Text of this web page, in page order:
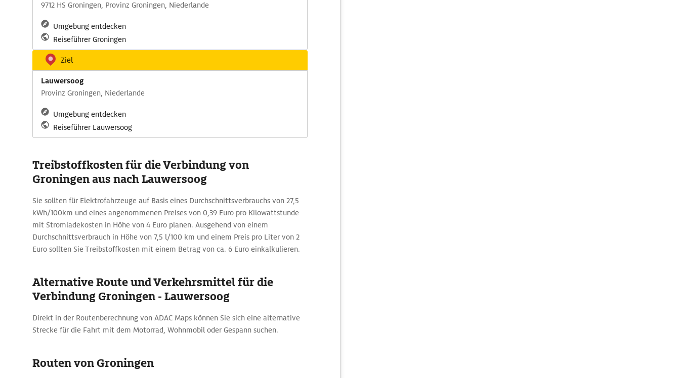
9712 HS Groningen, Provinz Groningen, Niederlande
Umgebung entdecken
Reiseführer Groningen
Ziel
Lauwersoog
Provinz Groningen, Niederlande
Umgebung entdecken
Reiseführer Lauwersoog
Treibstoffkosten für die Verbindung von
Groningen aus nach Lauwersoog
Sie sollten für Elektrofahrzeuge auf Basis eines Durchschnittsverbrauchs von 27,5
kWh/100km und eines angenommenen Preises von 0,39 Euro pro Kilowattstunde
mit Stromladekosten in Höhe von 4 Euro planen. Ausgehend von einem
Durchschnittsverbrauch in Höhe von 7,5 l/100 km und einem Preis pro Liter von 2
Euro sollten Sie Treibstoffkosten mit einem Betrag von ca. 6 Euro einkalkulieren.
Alternative Route und Verkehrsmittel für die
Verbindung Groningen - Lauwersoog
Direkt in der Routenberechnung von ADAC Maps können Sie sich eine alternative
Strecke für die Fahrt mit dem Motorrad, Wohnmobil oder Gespann suchen.
Routen von Groningen